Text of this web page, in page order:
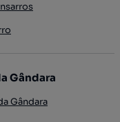
Gândara
Gândara